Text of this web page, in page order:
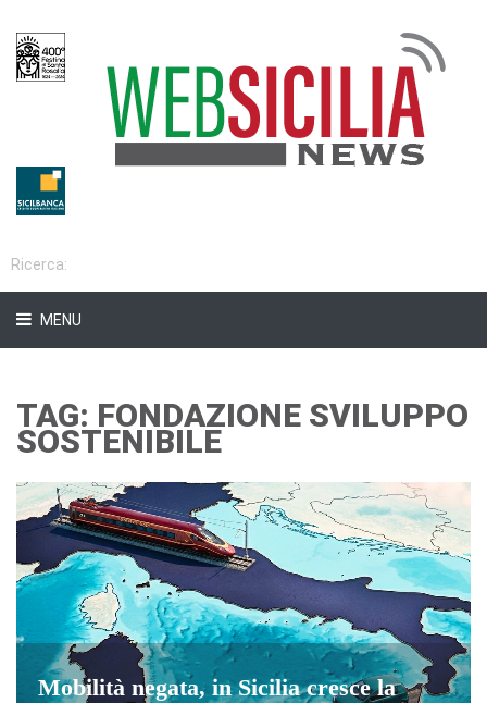
MENU
TAG: FONDAZIONE SVILUPPO
SOSTENIBILE
Mobilità negata, in Sicilia cresce la